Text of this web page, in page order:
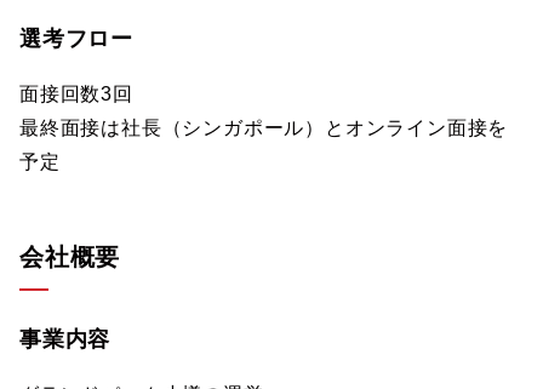
選考フロー
面接回数3回
最終面接は社長（シンガポール）とオンライン面接を
予定
会社概要
事業内容